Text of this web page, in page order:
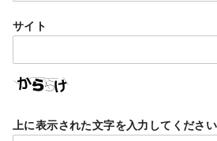
サイト
上に表示された文字を入力してください